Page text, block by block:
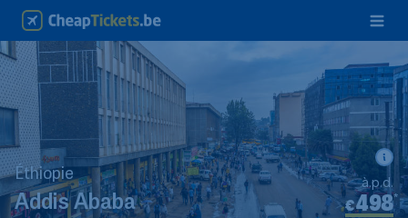
Éthiopie
Addis Ababa €498*
à.p.d.